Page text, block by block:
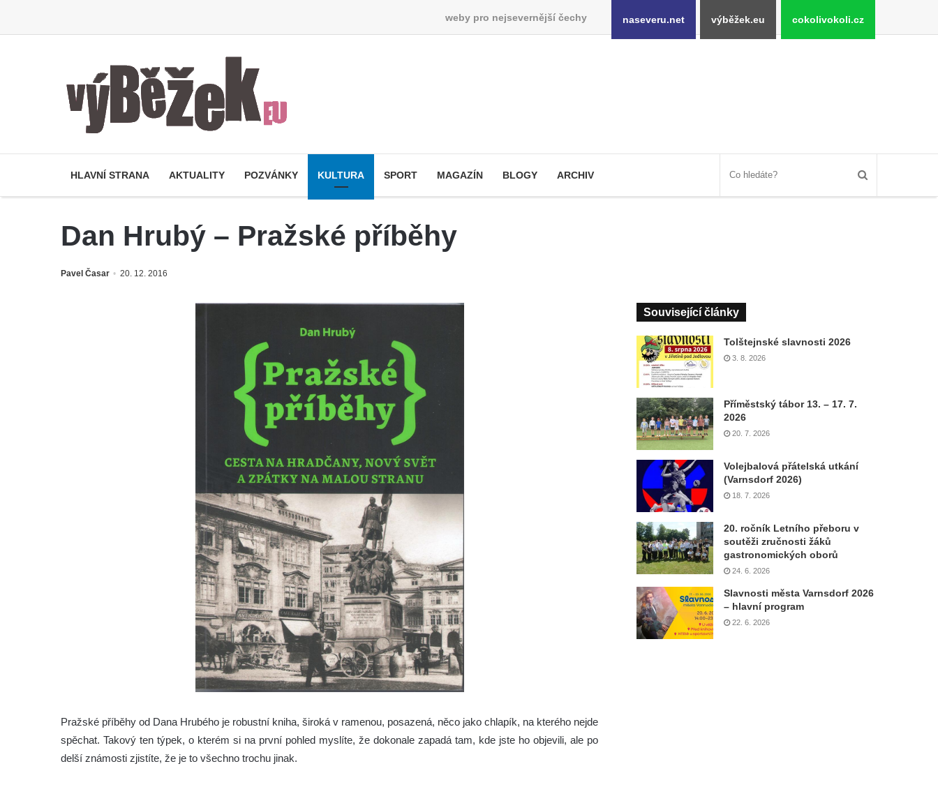
weby pro nejsevernější čechy naseveru.net výběžek.eu cokolivokoli.cz
HLAVNÍ STRANA AKTUALITY POZVÁNKY KULTURA SPORT MAGAZÍN BLOGY ARCHIV
Dan Hrubý – Pražské příběhy
Pavel Časar 20. 12. 2016
Pražské příběhy od Dana Hrubého je robustní kniha, široká v ramenou, posazená, něco jako chlapík, na kterého nejde
spěchat. Takový ten týpek, o kterém si na první pohled myslíte, že dokonale zapadá tam, kde jste ho objevili, ale po
delší známosti zjistíte, že je to všechno trochu jinak.
Související články
Tolštejnské slavnosti 2026
3. 8. 2026
Příměstský tábor 13. – 17. 7.
2026
20. 7. 2026
Volejbalová přátelská utkání
(Varnsdorf 2026)
18. 7. 2026
20. ročník Letního přeboru v
soutěži zručnosti žáků
gastronomických oborů
24. 6. 2026
Slavnosti města Varnsdorf 2026
– hlavní program
22. 6. 2026